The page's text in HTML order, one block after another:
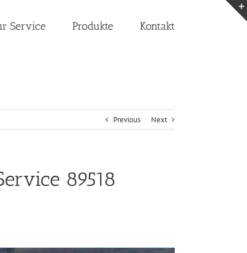
Service Produkte Kontakt
Previous Next
89518